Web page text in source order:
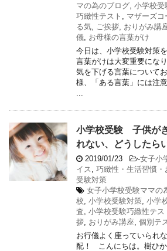
マの為のブログ 小学校受
巧緻性テスト
マザーズコ
る気
ご挨拶 おりがみ講
儀 お母様の言葉がけ
今日は、小学校受験対策
言葉がけは大変重要にな
気を下げる言葉について
様、「ある言葉」には注
小学校受験 子供が
れない、どうしたら
2019/01/23 -女子小
イス
巧緻性・生活習慣・
受験対策
女子小学校受験ママの
校 小学校受験対策 小学
査 小学校受験巧緻性テス
拶 おりがみ講座 個別テ
お行儀よく座っていられ
配！ こんにちは。樹ひ